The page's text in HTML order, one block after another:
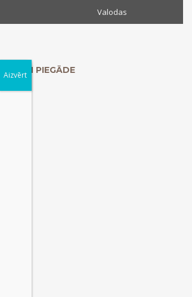
Valodas
UN PIEGĀDE
Aizvērt